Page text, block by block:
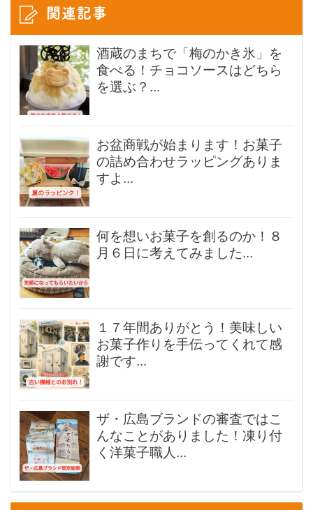
関連記事
酒蔵のまちで「梅のかき氷」を
食べる！チョコソースはどちら
を選ぶ？...
お盆商戦が始まります！お菓子
の詰め合わせラッピングありま
すよ...
何を想いお菓子を創るのか！８
月６日に考えてみました...
１７年間ありがとう！美味しい
お菓子作りを手伝ってくれて感
謝です...
ザ・広島ブランドの審査ではこ
んなことがありました！凍り付
く洋菓子職人...